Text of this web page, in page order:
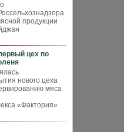
продукции
цех по
нового цеха
мяса
«Фактория»